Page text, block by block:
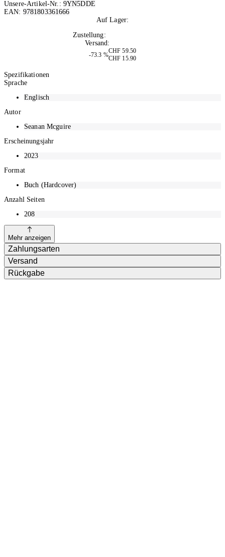
Unsere-Artikel-Nr.: 9YN5DDE
EAN: 9781803361666
Auf Lager:
Zustellung:
Versand:
-73.3 %
CHF 59.50
CHF 15.90
Spezifikationen
Sprache
Englisch
Autor
Seanan Mcguire
Erscheinungsjahr
2023
Format
Buch (Hardcover)
Anzahl Seiten
208
Mehr anzeigen
Zahlungsarten
Versand
Rückgabe